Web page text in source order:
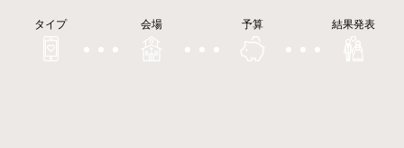
タイプ 会場 予算 結果発表